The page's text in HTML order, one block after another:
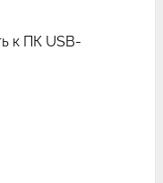
к ПК USB-